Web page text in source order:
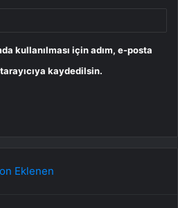
kullanılması için adım, e-posta
kaydedilsin.
Eklenen